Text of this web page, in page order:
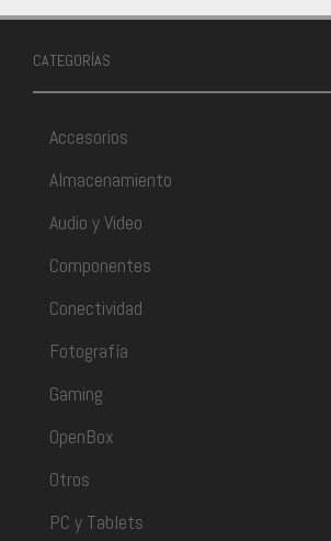
CATEGORÍAS
Accesorios
Almacenamiento
Audio y Video
Componentes
Conectividad
Fotografía
Gaming
OpenBox
Otros
PC y Tablets